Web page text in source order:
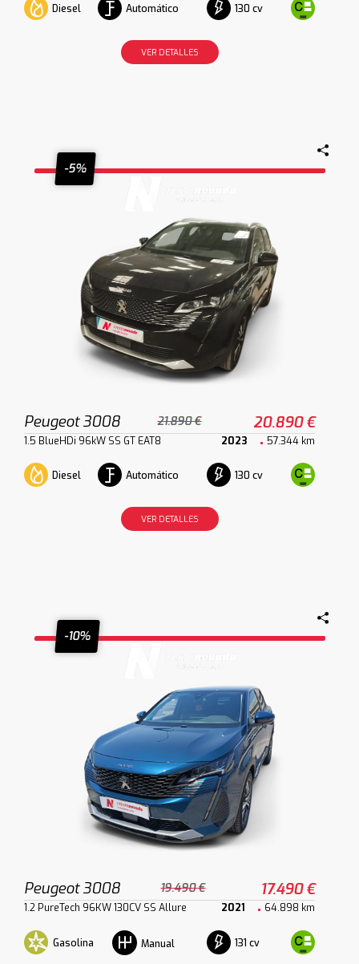
Diesel Automático 130 cv
VER DETALLES
-5%
Peugeot 3008 21.890 € 20.890 €
1.5 BlueHDi 96kW SS GT EAT8 2023 57.344 km
Diesel Automático 130 cv
VER DETALLES
-10%
Peugeot 3008 19.490 € 17.490 €
1.2 PureTech 96KW 130CV SS Allure 2021 64.898 km
Gasolina Manual 131 cv